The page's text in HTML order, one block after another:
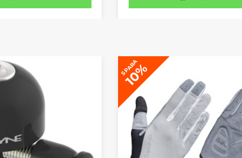
SPARA
10%